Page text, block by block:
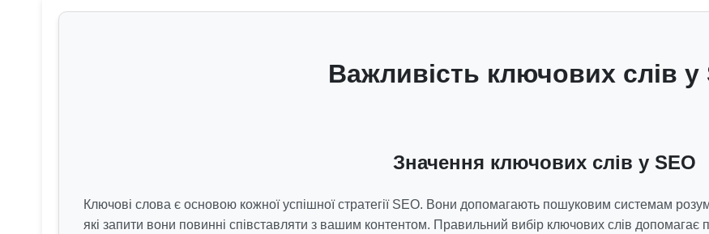
Важливість ключових слів у
Значення ключових слів у SEO
Ключові слова є основою кожної успішної стратегії SEO. Вони допомагають пошуковим системам
які запити вони повинні співставляти з вашим контентом. Правильний вибір ключових слів